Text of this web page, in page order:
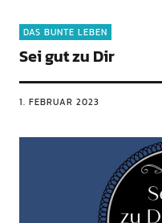
DAS BUNTE LEBEN
Sei gut zu Dir
1. FEBRUAR 2023